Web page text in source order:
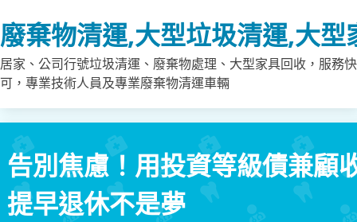
to
content
廢棄物清運,大型垃圾清運,大
居家、公司行號垃圾清運、廢棄物處理、大型家具回收，服務
可，專業技術人員及專業廢棄物清運車輛
告別焦慮！用投資等級債兼顧
提早退休不是夢